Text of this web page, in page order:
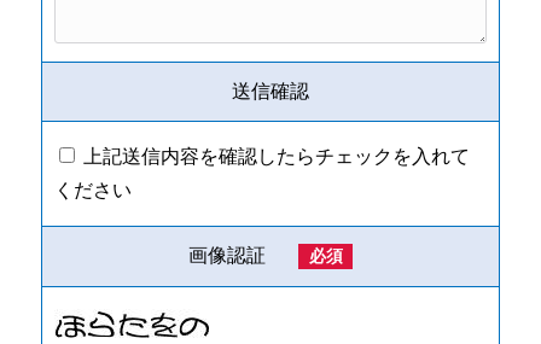
送信確認
上記送信内容を確認したらチェックを入れて
ください
画像認証 必須